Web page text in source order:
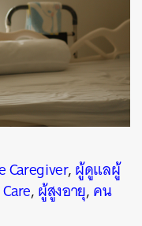
Caregiver,ผู้ดูแลผู้
,ผู้สูงอายุ,คน